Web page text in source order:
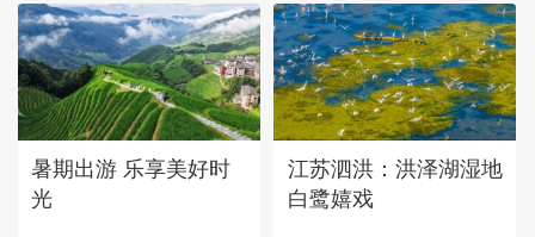
暑期出游 乐享美好时
光
江苏泗洪：洪泽湖湿地
白鹭嬉戏